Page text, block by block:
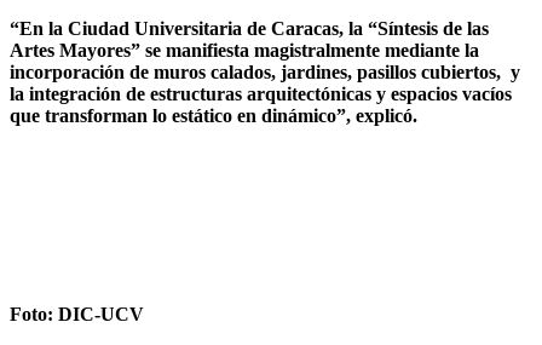
“En la Ciudad Universitaria de Caracas, la “Síntesis de las
Artes Mayores” se manifiesta magistralmente mediante la
incorporación de muros calados, jardines, pasillos cubiertos, y
la integración de estructuras arquitectónicas y espacios vacíos
que transforman lo estático en dinámico”, explicó.
Foto: DIC-UCV